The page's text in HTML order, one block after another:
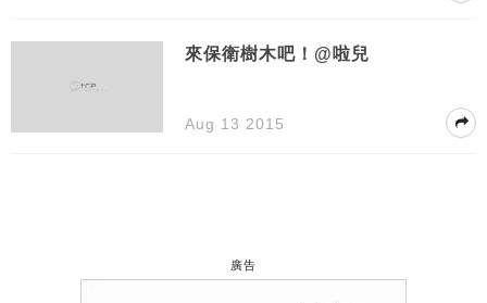
來保衛樹木吧！@啦兒
Aug 13 2015
廣告